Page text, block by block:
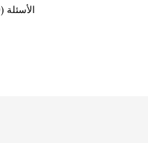
(0)الأسئلة (0) والأجوبة